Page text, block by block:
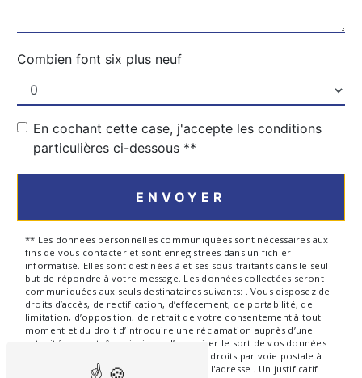
Combien font six plus neuf
En cochant cette case, j'accepte les conditions
particulières ci-dessous **
ENVOYER
** Les données personnelles communiquées sont nécessaires aux
fins de vous contacter et sont enregistrées dans un fichier
informatisé. Elles sont destinées à et ses sous-traitants dans le seul
but de répondre à votre message. Les données collectées seront
communiquées aux seuls destinataires suivants: . Vous disposez de
droits d’accès, de rectification, d’effacement, de portabilité, de
limitation, d’opposition, de retrait de votre consentement à tout
moment et du droit d’introduire une réclamation auprès d’une
autorité de contrôle, ainsi que d’organiser le sort de vos données
post-mortem. Vous pouvez exercer ces droits par voie postale à
l'adresse ou par courrier électronique à l'adresse . Un justificatif